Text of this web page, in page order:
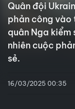
Quân đội
phản công vào
quân Nga
nhiên cuộc
sẻ.
16/03/2025 00:35